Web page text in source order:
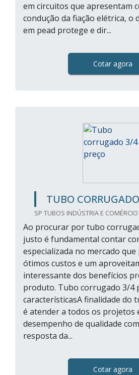
em circuitos que apresentam
condução da fiação elétrica, o
em pead protege e dir...
Cotar agora
TUBO
SP TUBOS INDÚSTRIA E
Ao procurar por tubo
justo é fundamental contar
especializada no mercado
ótimos custos e um
interessante dos benefícios
produto. Tubo corrugado 3/4
característicasA finalidade do
é atender a todos os projetos
desempenho de qualidade
resposta da...
Cotar agora